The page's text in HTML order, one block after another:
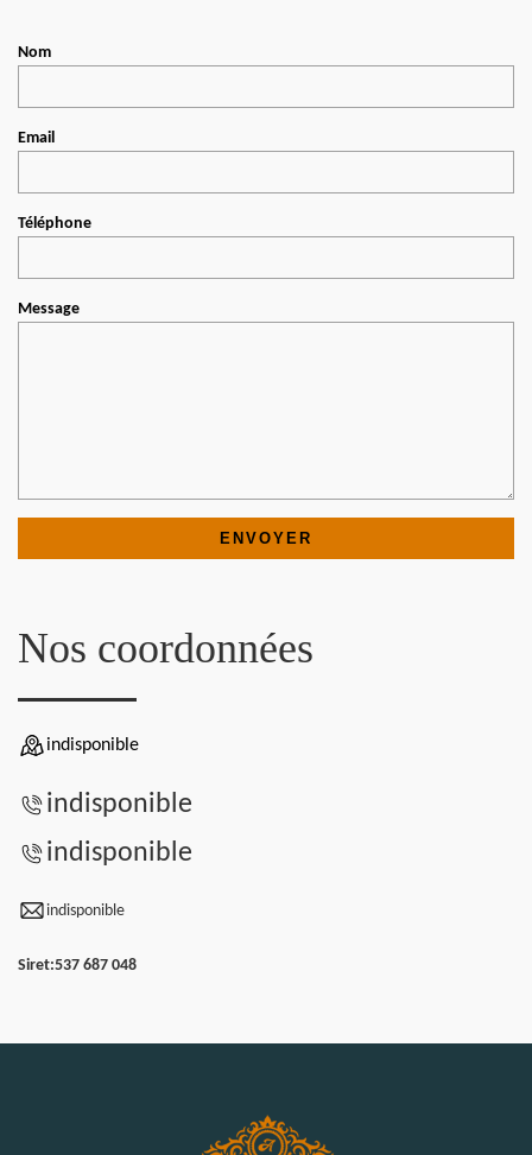
Nom
Email
Téléphone
Message
Nos coordonnées
indisponible
indisponible
indisponible
indisponible
Siret:537 687 048